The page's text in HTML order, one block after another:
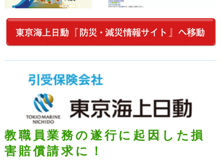
教職員業務の遂行に起因した損
害賠償請求に！